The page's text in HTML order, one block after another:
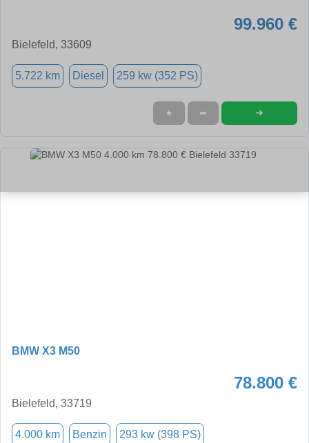
99.960 €
Bielefeld, 33609
5.722 km Diesel 259 kw (352 PS)
★ ➦ ➜
BMW X3 M50
78.800 €
Bielefeld, 33719
4.000 km Benzin 293 kw (398 PS)